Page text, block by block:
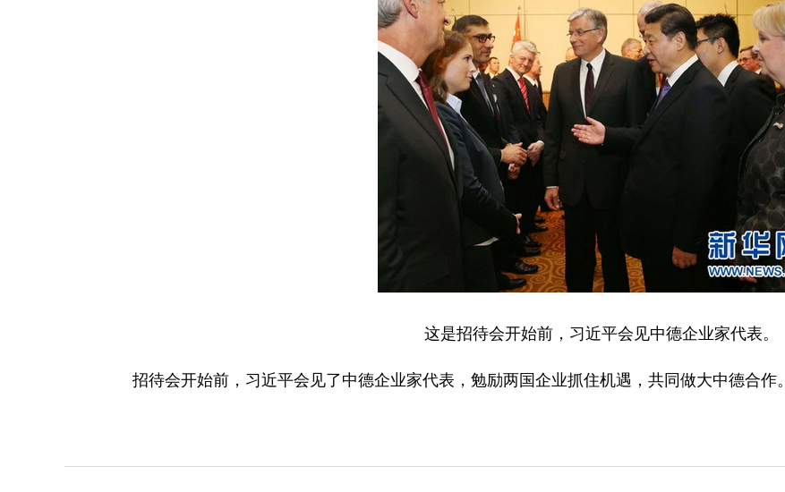
这是招待会开始前，习近平会见中德企业家代表。
招待会开始前，习近平会见了中德企业家代表，勉励两国企业抓住机遇，共同做大中德合作。